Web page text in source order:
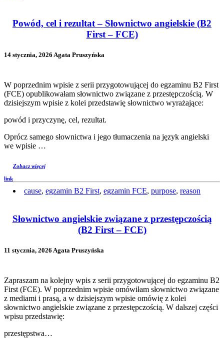
Powód, cel i rezultat – Słownictwo angielskie (B2
First – FCE)
14 stycznia, 2026 Agata Pruszyńska
W poprzednim wpisie z serii przygotowującej do egzaminu B2 First
(FCE) opublikowałam słownictwo związane z przestępczością. W
dzisiejszym wpisie z kolei przedstawię słownictwo wyrażające:
powód i przyczynę, cel, rezultat.
Oprócz samego słownictwa i jego tłumaczenia na język angielski
we wpisie …
link
Zobacz więcej
cause, egzamin B2 First, egzamin FCE, purpose, reason
Słownictwo angielskie związane z przestępczością
(B2 First – FCE)
11 stycznia, 2026 Agata Pruszyńska
Zapraszam na kolejny wpis z serii przygotowującej do egzaminu B2
First (FCE). W poprzednim wpisie omówiłam słownictwo związane
z mediami i prasą, a w dzisiejszym wpisie omówię z kolei
słownictwo angielskie związane z przestępczością. W dalszej części
wpisu przedstawię:
przestępstwa…